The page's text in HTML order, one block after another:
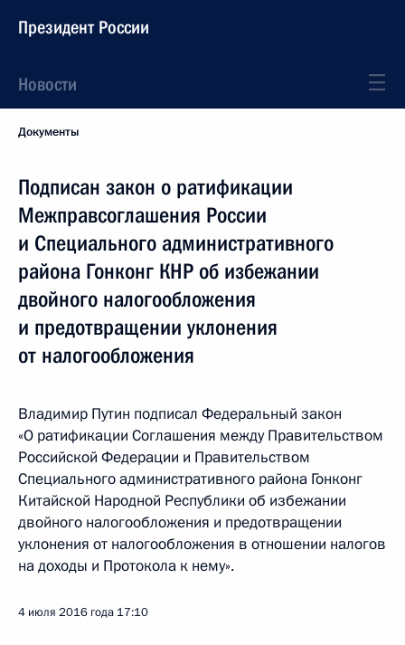
Президент России
Новости
Документы
Подписан закон о ратификации
Межправсоглашения России
и Специального административного
района Гонконг КНР об избежании
двойного налогообложения
и предотвращении уклонения
от налогообложения
Владимир Путин подписал Федеральный закон
«О ратификации Соглашения между Правительством
Российской Федерации и Правительством
Специального административного района Гонконг
Китайской Народной Республики об избежании
двойного налогообложения и предотвращении
уклонения от налогообложения в отношении налогов
на доходы и Протокола к нему».
4 июля 2016 года 17:10